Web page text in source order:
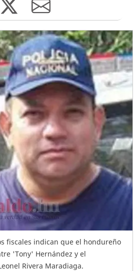
fiscales indican que el hondureño
'Tony' Hernández y el
Rivera Maradiaga.